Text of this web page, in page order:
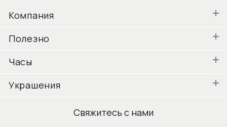
Компания
Полезно
Часы
Украшения
Свяжитесь с нами